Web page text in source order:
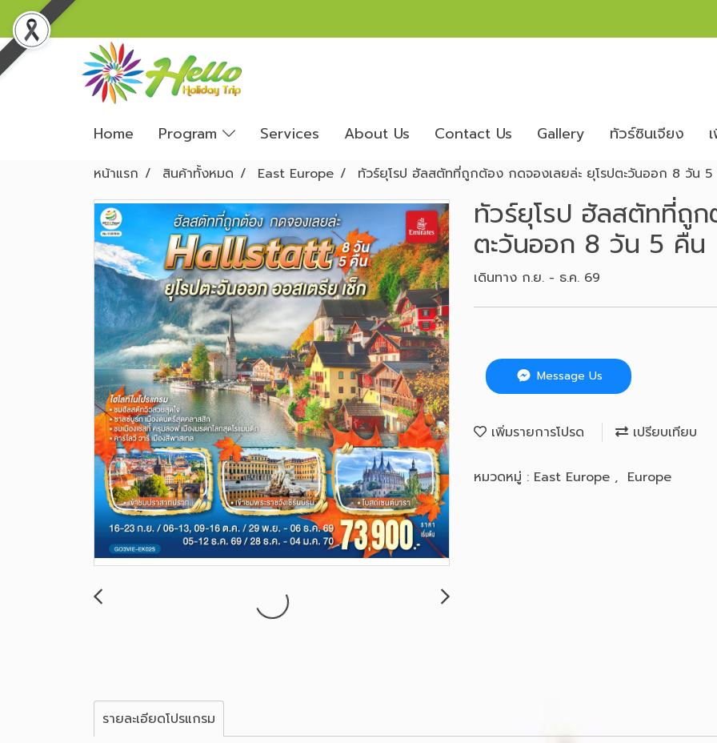
Home Program Services About Us Contact Us Gallery ทัวร์ซินเจียง
หน้าแรก สินค้าทั้งหมด East Europe ทัวร์ยุโรป ฮัลสตัทที่ถูกต้อง กดจองเลยล่ะ ยุโรปตะวันออก 8 วัน
ทัวร์ยุโรป ฮัลสตัทที่ถู
ตะวันออก 8 วัน 5 คืน
เดินทาง ก.ย. - ธ.ค. 69
Message Us
เพิ่มรายการโปรด เปรียบเทียบ
หมวดหมู่ : East Europe , Europe
รายละเอียดโปรแกรม